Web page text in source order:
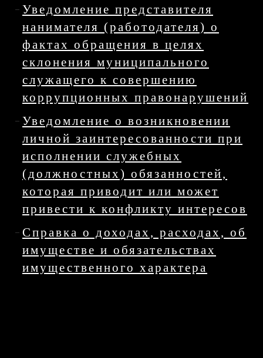
Уведомление представителя
нанимателя (работодателя) о
фактах обращения в целях
склонения муниципального
служащего к совершению
коррупционных правонарушений
Уведомление о возникновении
личной заинтересованности при
исполнении служебных
(должностных) обязанностей,
которая приводит или может
привести к конфликту интересов
Справка о доходах, расходах, об
имуществе и обязательствах
имущественного характера